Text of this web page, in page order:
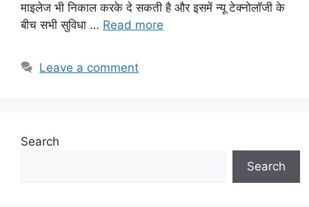
माइलेज भी निकाल करके दे सकती है और इसमें न्यू टेक्नोलॉजी के
बीच सभी सुविधा … Read more
Leave a comment
Search
Search